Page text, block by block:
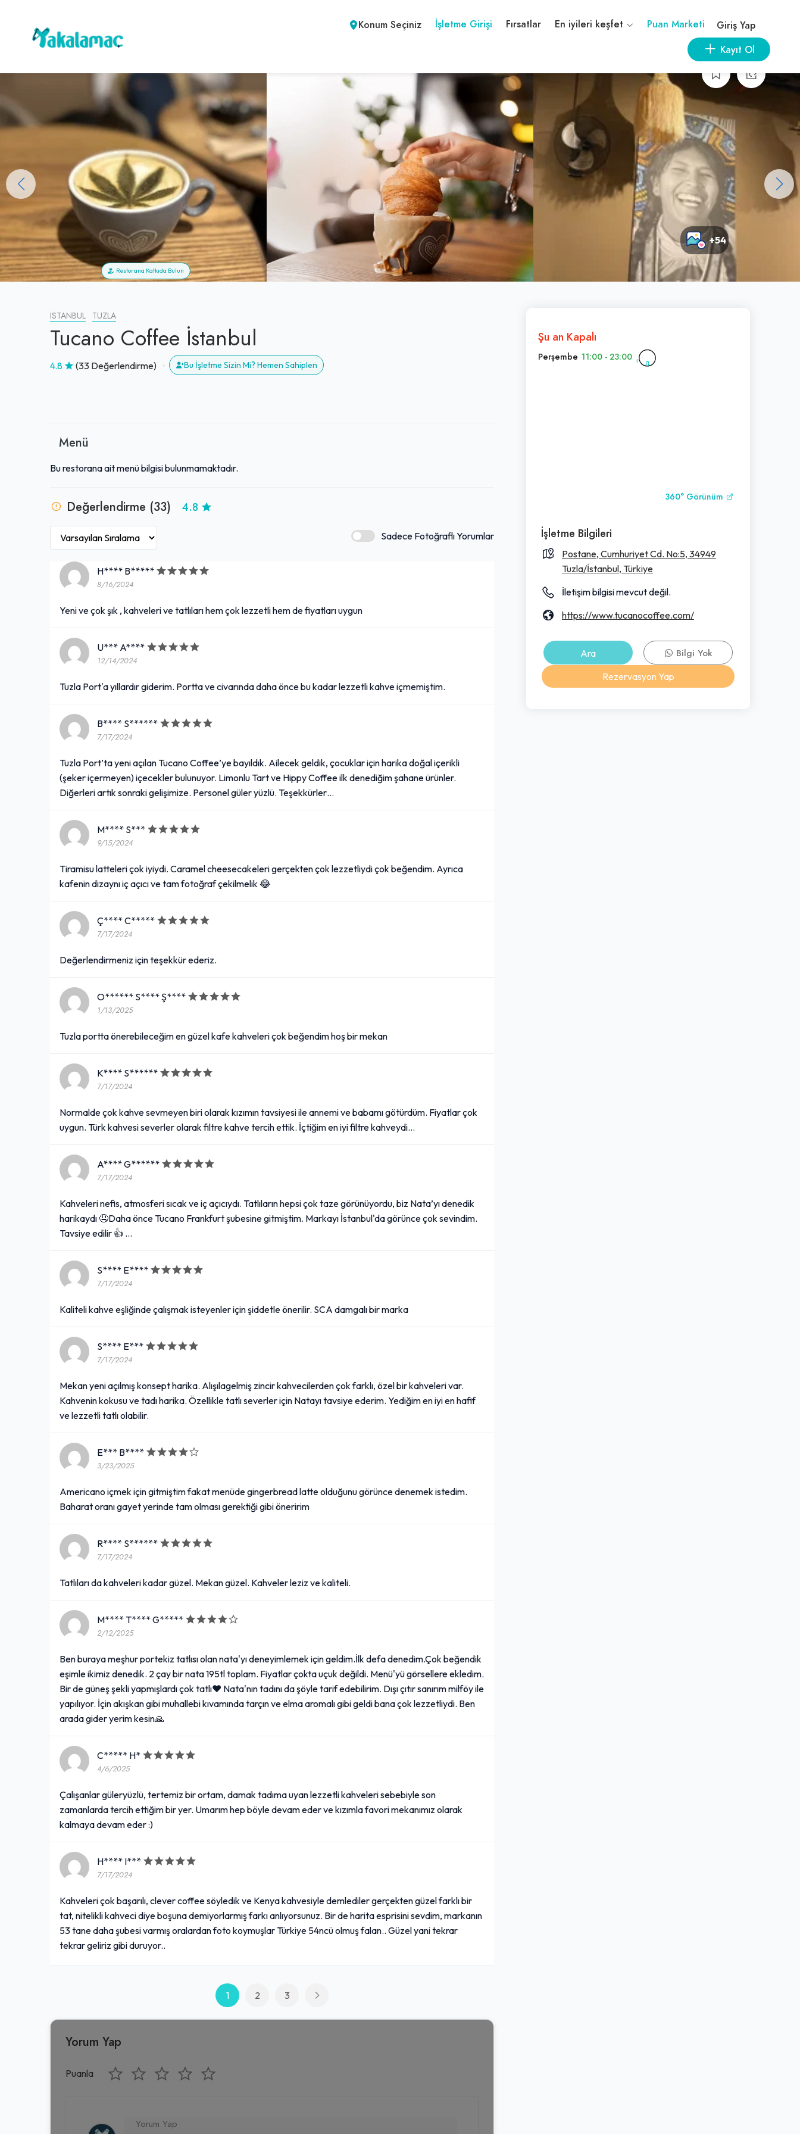
Konum Seçiniz İşletme Girişi Fırsatlar En iyileri keşfet Puan Marketi
Giriş Yap
Kayıt Ol
+54
Restorana Katkıda Bulun
İSTANBUL TUZLA
Tucano Coffee İstanbul
4.8 (33 Değerlendirme) Bu İşletme Sizin Mi? Hemen Sahiplen
Menü
Bu restorana ait menü bilgisi bulunmamaktadır.
Değerlendirme (33) 4.8
Sadece Fotoğraflı Yorumlar
H**** B*****
8/16/2024
Yeni ve çok şık , kahveleri ve tatlıları hem çok lezzetli hem de fiyatları uygun
U*** A****
12/14/2024
Tuzla Port'a yıllardır giderim. Portta ve civarında daha önce bu kadar lezzetli kahve içmemiştim.
B**** S******
7/17/2024
Tuzla Port’ta yeni açılan Tucano Coffee’ye bayıldık. Ailecek geldik, çocuklar için harika doğal içerikli
(şeker içermeyen) içecekler bulunuyor. Limonlu Tart ve Hippy Coffee ilk denediğim şahane ürünler.
Diğerleri artık sonraki gelişimize. Personel güler yüzlü. Teşekkürler…
M**** S***
9/15/2024
Tiramisu latteleri çok iyiydi. Caramel cheesecakeleri gerçekten çok lezzetliydi çok beğendim. Ayrıca
kafenin dizaynı iç açıcı ve tam fotoğraf çekilmelik 😂
Ç**** C*****
7/17/2024
Değerlendirmeniz için teşekkür ederiz.
O****** S**** Ş****
1/13/2025
Tuzla portta önerebileceğim en güzel kafe kahveleri çok beğendim hoş bir mekan
K**** S******
7/17/2024
Normalde çok kahve sevmeyen biri olarak kızımın tavsiyesi ile annemi ve babamı götürdüm. Fiyatlar çok
uygun. Türk kahvesi severler olarak filtre kahve tercih ettik. İçtiğim en iyi filtre kahveydi...
A**** G******
7/17/2024
Kahveleri nefis, atmosferi sıcak ve iç açıcıydı. Tatlıların hepsi çok taze görünüyordu, biz Nata’yı denedik
harikaydı 🤤Daha önce Tucano Frankfurt şubesine gitmiştim. Markayı İstanbul'da görünce çok sevindim.
Tavsiye edilir 👍 …
S**** E****
7/17/2024
Kaliteli kahve eşliğinde çalışmak isteyenler için şiddetle önerilir. SCA damgalı bir marka
S**** E***
7/17/2024
Mekan yeni açılmış konsept harika. Alışılagelmiş zincir kahvecilerden çok farklı, özel bir kahveleri var.
Kahvenin kokusu ve tadı harika. Özellikle tatlı severler için Natayı tavsiye ederim. Yediğim en iyi en hafif
ve lezzetli tatlı olabilir.
E*** B****
3/23/2025
Americano içmek için gitmiştim fakat menüde gingerbread latte olduğunu görünce denemek istedim.
Baharat oranı gayet yerinde tam olması gerektiği gibi öneririm
R**** S******
7/17/2024
Tatlıları da kahveleri kadar güzel. Mekan güzel. Kahveler leziz ve kaliteli.
M**** T**** G*****
2/12/2025
Ben buraya meşhur portekiz tatlısı olan nata'yı deneyimlemek için geldim.İlk defa denedim.Çok beğendik
eşimle ikimiz denedik. 2 çay bir nata 195tl toplam. Fiyatlar çokta uçuk değildi. Menü'yü görsellere ekledim.
Bir de güneş şekli yapmışlardı çok tatlı❤️ Nata'nın tadını da şöyle tarif edebilirim. Dışı çıtır sanırım milföy ile
yapılıyor. İçin akışkan gibi muhallebi kıvamında tarçın ve elma aromalı gibi geldi bana çok lezzetliydi. Ben
arada gider yerim kesin🙏
C***** H*
4/6/2025
Çalışanlar güleryüzlü, tertemiz bir ortam, damak tadıma uyan lezzetli kahveleri sebebiyle son
zamanlarda tercih ettiğim bir yer. Umarım hep böyle devam eder ve kızımla favori mekanımız olarak
kalmaya devam eder :)
H**** I***
7/17/2024
Kahveleri çok başarılı, clever coffee söyledik ve Kenya kahvesiyle demlediler gerçekten güzel farklı bir
tat, nitelikli kahveci diye boşuna demiyorlarmış farkı anlıyorsunuz. Bir de harita esprisini sevdim, markanın
53 tane daha şubesi varmış oralardan foto koymuşlar Türkiye 54ncü olmuş falan.. Güzel yani tekrar
tekrar geliriz gibi duruyor..
1 2 3
Yorum Yap
Puanla
Şu an Kapalı
Perşembe 11:00 - 23:00
360° Görünüm
İşletme Bilgileri
Postane, Cumhuriyet Cd. No:5, 34949
Tuzla/İstanbul, Türkiye
İletişim bilgisi mevcut değil.
https://www.tucanocoffee.com/
Ara
Bilgi Yok
Rezervasyon Yap